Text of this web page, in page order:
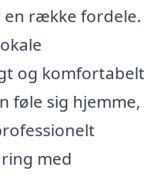
en række fordele.
og komfortabelt
føle sig hjemme,
med